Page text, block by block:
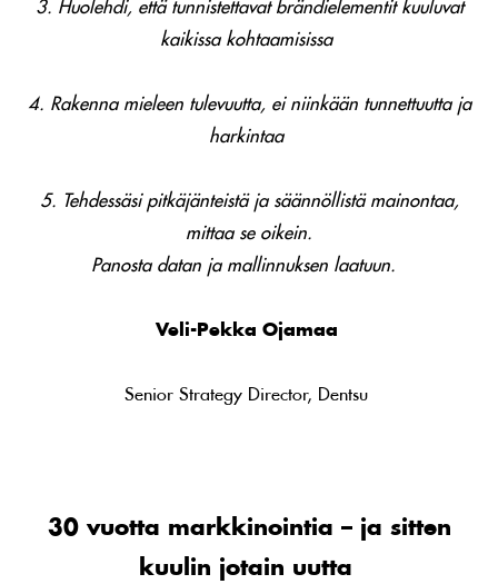
3. Huolehdi, että tunnistettavat brändielementit kuuluvat
kaikissa kohtaamisissa
4. Rakenna mieleen tulevuutta, ei niinkään tunnettuutta ja
harkintaa
5. Tehdessäsi pitkäjänteistä ja säännöllistä mainontaa,
mittaa se oikein.
Panosta datan ja mallinnuksen laatuun.
Veli-Pekka Ojamaa
Senior Strategy Director, Dentsu
30 vuotta markkinointia – ja sitten
kuulin jotain uutta